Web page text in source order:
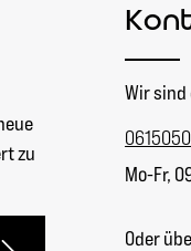
zu
Wir
Mo-Fr,
Oder